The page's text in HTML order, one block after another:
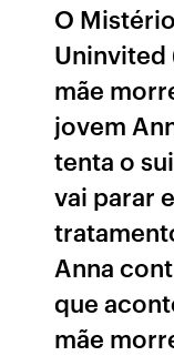
O
Uninvited
mãe
jovem
tenta o
vai parar
Anna
que
mãe